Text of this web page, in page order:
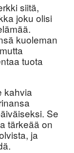
siitä,
joku olisi
kuoleman
tuota
kahvia
Se
tärkeää on
ja